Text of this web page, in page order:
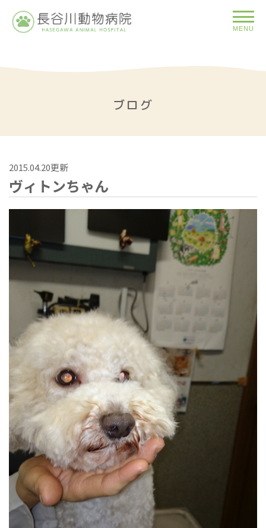
MENU
ブログ
2015.04.20更新
ヴィトンちゃん